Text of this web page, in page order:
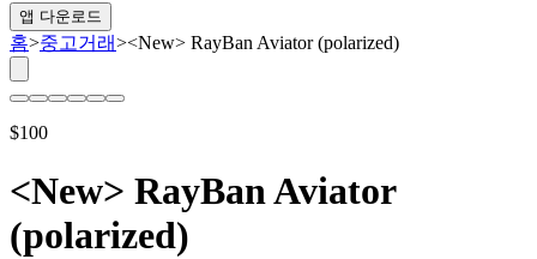
앱 다운로드
홈>중고거래><New> RayBan Aviator (polarized)
$100
<New> RayBan Aviator
(polarized)